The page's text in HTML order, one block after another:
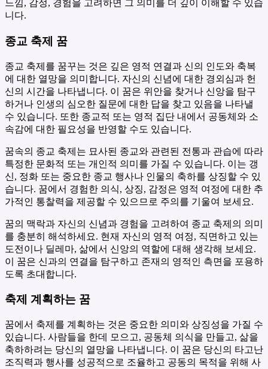
느낌, 감정, 경험을 고려하면 그 의미를 더 깊이 이해할 수 있습
니다.
종교 축제 꿈
종교 축제를 꿈꾸는 것은 깊은 영적 연결과 신의 인도와 축복
에 대한 열망을 의미합니다. 자신의 신념에 대한 경외심과 헌
신의 시간을 나타냅니다. 이 꿈은 위안을 찾거나 신앙을 탐구
하거나 인생의 심오한 질문에 대한 답을 찾고 있음을 나타낼
수 있습니다. 또한 종교적 또는 영적 집단 내에서 공동체와 소
속감에 대한 필요성을 반영할 수도 있습니다.
꿈속의 종교 축제는 묘사된 종교와 관련된 전통과 관습에 따라
특정한 문화적 또는 개인적 의미를 가질 수 있습니다. 이는 갱
신, 정화 또는 중요한 종교 행사나 인물의 축하를 상징할 수 있
습니다. 꿈에서 경험한 의식, 상징, 감정은 영적 여정에 대한 추
가적인 통찰력을 제공할 수 있으므로 주의를 기울여 보세요.
꿈의 맥락과 자신의 신념과 경험을 고려하여 종교 축제의 의미
를 충분히 해석하세요. 현재 자신의 영적 여정, 직면하고 있는
도전이나 딜레마, 삶에서 신앙의 역할에 대해 생각해 보세요.
이 꿈은 신과의 연결을 탐구하고 존재의 영적인 측면을 포용하
도록 초대합니다.
축제 계획하는 꿈
꿈에서 축제를 계획하는 것은 중요한 의미와 상징성을 가질 수
있습니다. 사람들을 한데 모으고, 공동체 의식을 만들고, 삶을
축하하려는 당신의 열망을 나타냅니다. 이 꿈은 당신의 타고난
조직력과 행사를 성공적으로 조율하고 공동의 목적을 위해 사